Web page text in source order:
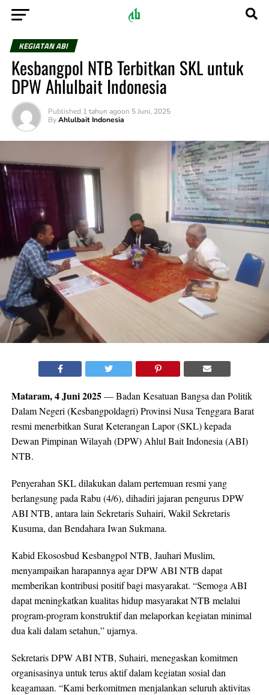
KEGIATAN ABI
Kesbangpol NTB Terbitkan SKL untuk
DPW Ahlulbait Indonesia
Published 1 tahun agoon 5 Juni, 2025
By Ahlulbait Indonesia
Mataram, 4 Juni 2025— Badan Kesatuan Bangsa dan Politik
Dalam Negeri (Kesbangpoldagri) Provinsi Nusa Tenggara Barat
resmi menerbitkan Surat Keterangan Lapor (SKL) kepada
Dewan Pimpinan Wilayah (DPW) Ahlul Bait Indonesia (ABI)
NTB.
Penyerahan SKL dilakukan dalam pertemuan resmi yang
berlangsung pada Rabu (4/6), dihadiri jajaran pengurus DPW
ABI NTB, antara lain Sekretaris Suhairi, Wakil Sekretaris
Kusuma, dan Bendahara Iwan Sukmana.
Kabid Ekososbud Kesbangpol NTB, Jauhari Muslim,
menyampaikan harapannya agar DPW ABI NTB dapat
memberikan kontribusi positif bagi masyarakat. “Semoga ABI
dapat meningkatkan kualitas hidup masyarakat NTB melalui
program-program konstruktif dan melaporkan kegiatan minimal
dua kali dalam setahun,” ujarnya.
Sekretaris DPW ABI NTB, Suhairi, menegaskan komitmen
organisasinya untuk terus aktif dalam kegiatan sosial dan
keagamaan. “Kami berkomitmen menjalankan seluruh aktivitas